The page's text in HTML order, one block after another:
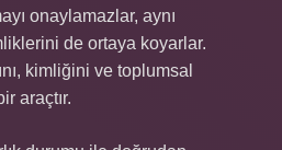
onaylamazlar, aynı
de ortaya koyarlar.
kimliğini ve toplumsal
araçtır.